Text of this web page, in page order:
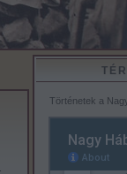
Történetek a